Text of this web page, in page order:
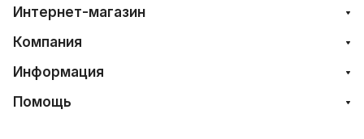
Интернет-магазин
Компания
Информация
Помощь